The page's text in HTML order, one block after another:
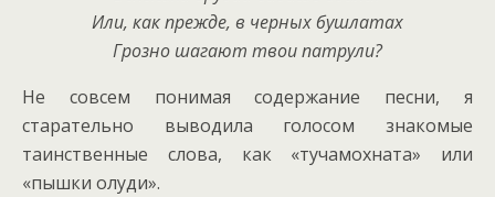
Или, как прежде, в черных бушлатах
Грозно шагают твои патрули?
Не совсем понимая содержание песни, я
старательно выводила голосом знакомые
таинственные слова, как «тучамохната» или
«пышки олуди».